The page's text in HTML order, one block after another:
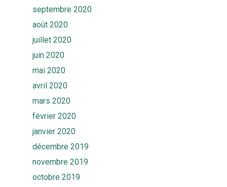
septembre 2020
août 2020
juillet 2020
juin 2020
mai 2020
avril 2020
mars 2020
février 2020
janvier 2020
décembre 2019
novembre 2019
octobre 2019